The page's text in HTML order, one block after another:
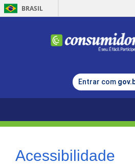
BRASIL
Entrar com
Acessibilidade